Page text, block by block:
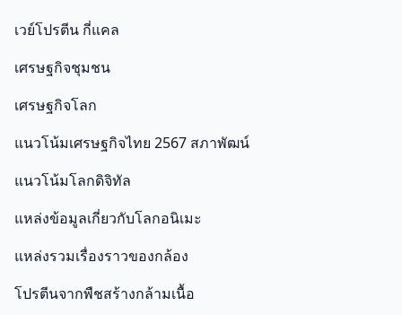
เวย์โปรตีน กี่แคล
เศรษฐกิจชุมชน
เศรษฐกิจโลก
แนวโน้มเศรษฐกิจไทย 2567 สภาพัฒน์
แนวโน้มโลกดิจิทัล
แหล่งข้อมูลเกี่ยวกับโลกอนิเมะ
แหล่งรวมเรื่องราวของกล้อง
โปรตีนจากพืชสร้างกล้ามเนื้อ